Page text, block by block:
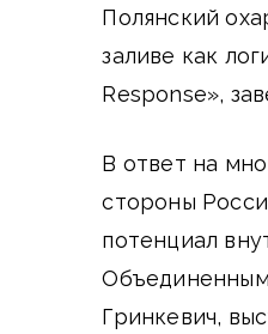
Полянский
заливе как
Response»,
В ответ на
стороны
потенциал
Гринкевич,